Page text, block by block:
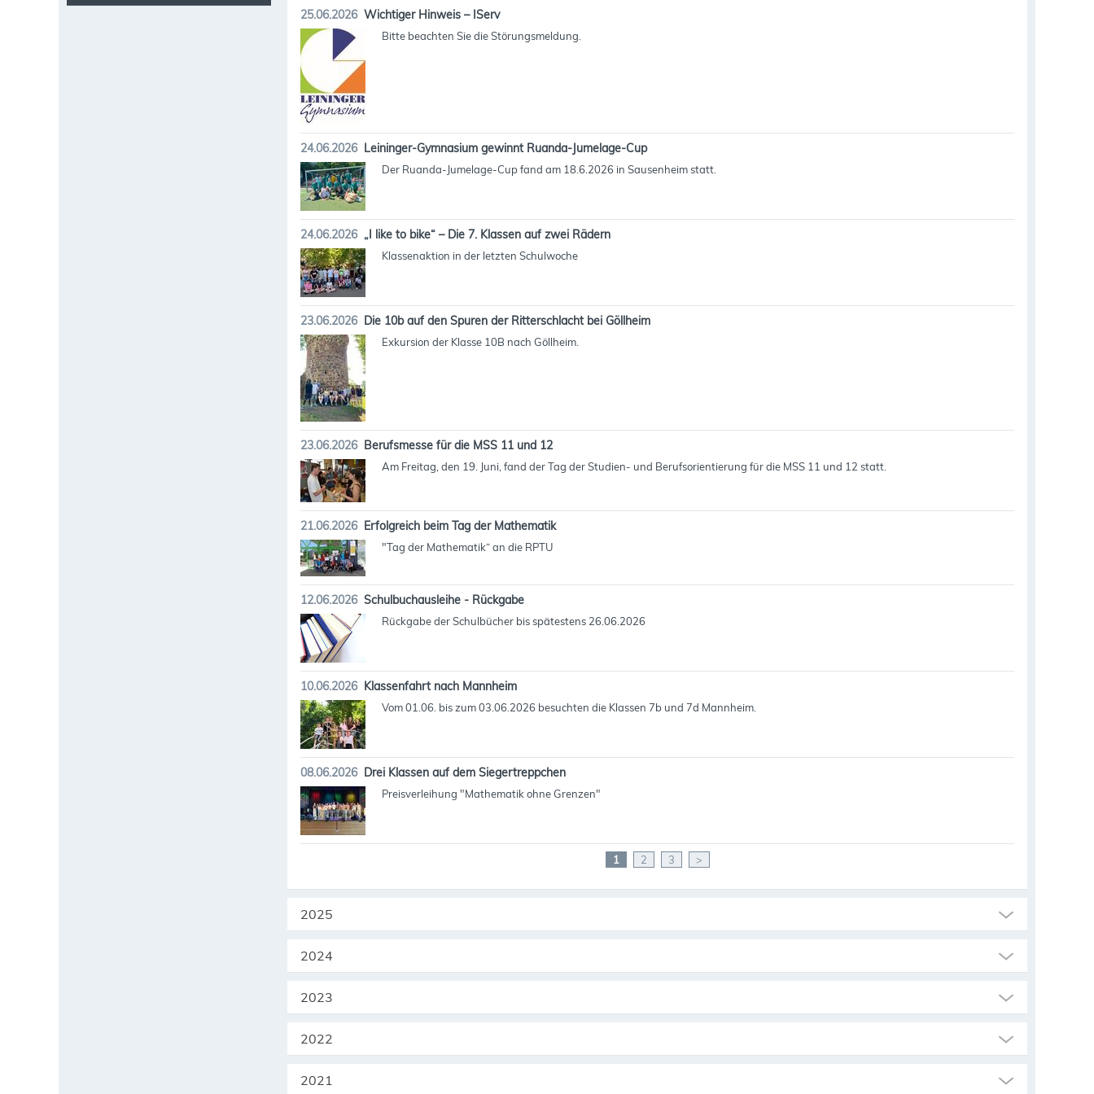
25.06.2026 Wichtiger Hinweis – IServ
Bitte beachten Sie die Störungsmeldung.
24.06.2026 Leininger-Gymnasium gewinnt Ruanda-Jumelage-Cup
Der Ruanda-Jumelage-Cup fand am 18.6.2026 in Sausenheim statt.
24.06.2026 „I like to bike“ – Die 7. Klassen auf zwei Rädern
Klassenaktion in der letzten Schulwoche
23.06.2026 Die 10b auf den Spuren der Ritterschlacht bei Göllheim
Exkursion der Klasse 10B nach Göllheim.
23.06.2026 Berufsmesse für die MSS 11 und 12
Am Freitag, den 19. Juni, fand der Tag der Studien- und Berufsorientierung für die MSS 11 und 12 statt.
21.06.2026 Erfolgreich beim Tag der Mathematik
"Tag der Mathematik“ an die RPTU
12.06.2026 Schulbuchausleihe - Rückgabe
Rückgabe der Schulbücher bis spätestens 26.06.2026
10.06.2026 Klassenfahrt nach Mannheim
Vom 01.06. bis zum 03.06.2026 besuchten die Klassen 7b und 7d Mannheim.
08.06.2026 Drei Klassen auf dem Siegertreppchen
Preisverleihung "Mathematik ohne Grenzen"
1 2 3 >
2025
2024
2023
2022
2021